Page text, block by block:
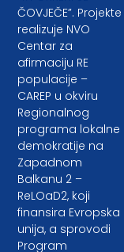
ČOVJEČE”. Projekte
realizuje NVO
Centar za
afirmaciju RE
populacije –
CAREP u okviru
Regionalnog
programa lokalne
demokratije na
Zapadnom
Balkanu 2 –
ReLOaD2, koji
finansira Evropska
unija, a sprovodi
Program